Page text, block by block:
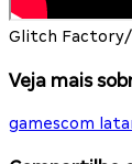
Glitch Factory/
Veja mais
gamescom